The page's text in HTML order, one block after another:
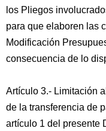
los Pliegos
para que elaboren las
Modificación
consecuencia de lo
Artículo 3.- Limitación
de la transferencia de
artículo 1 del presente